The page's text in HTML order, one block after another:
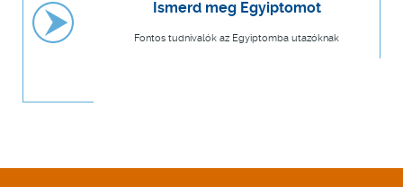
Ismerd meg Egyiptomot
Fontos tudnivalók az Egyiptomba utazóknak